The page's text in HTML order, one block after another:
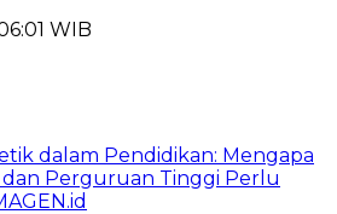
WIB
dalam Pendidikan: Mengapa
dan Perguruan Tinggi Perlu